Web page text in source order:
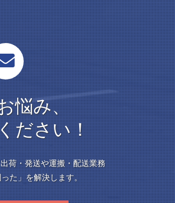
悩み、
ださい！
荷・発送や運搬・配送業務
た」を解決します。